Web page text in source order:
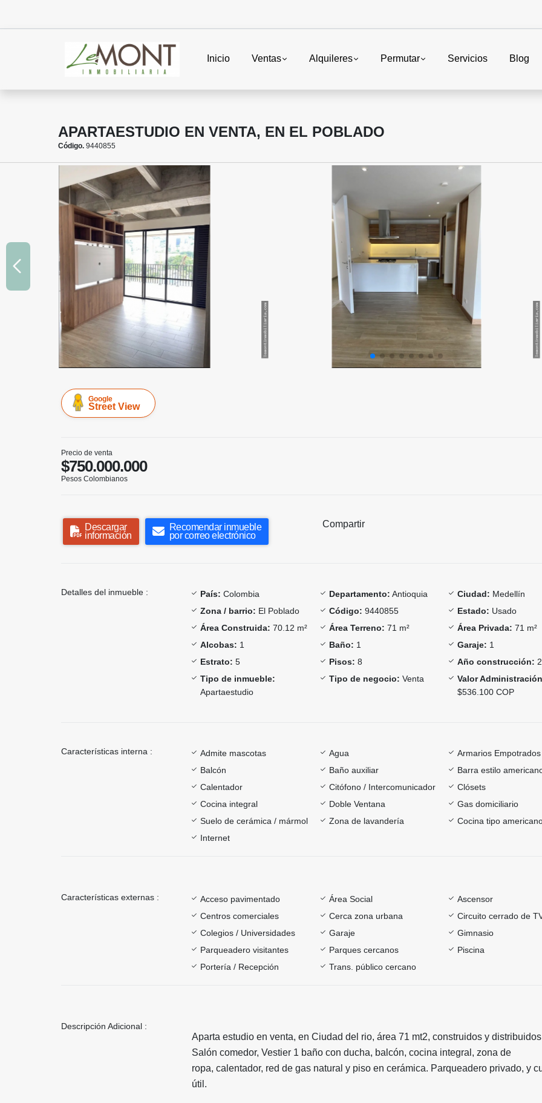
Inicio Ventas Alquileres Permutar Servicios Blog
APARTAESTUDIO EN VENTA, EN EL POBLADO
Código. 9440855
Google
Street View
Precio de venta
$750.000.000
Pesos Colombianos
Descargar
información
Recomendar inmueble
por correo electrónico
Compartir
Detalles del inmueble : País: Colombia Departamento: Antioquia Ciudad: Medellín
Zona / barrio: El Poblado Código: 9440855 Estado: Usado
Área Construida: 70.12 m² Área Terreno: 71 m² Área Privada: 71 m²
Alcobas: 1 Baño: 1 Garaje: 1
Estrato: 5 Pisos: 8 Año construcción:
Tipo de inmueble:
Apartaestudio
Tipo de negocio: Venta
Valor
$536.100 COP
Características interna : Admite mascotas Agua
Armarios Empotrados
Balcón
Baño auxiliar
Barra estilo
Calentador
Citófono / Intercomunicador
Clósets
Cocina integral
Doble Ventana
Gas domiciliario
Suelo de cerámica / mármol
Zona de lavandería
Cocina tipo
Internet
Características externas : Acceso pavimentado Área Social
Ascensor
Centros comerciales
Cerca zona urbana
Circuito cerrado de
Colegios / Universidades
Garaje
Gimnasio
Parqueadero visitantes
Parques cercanos
Piscina
Portería / Recepción
Trans. público cercano
Descripción Adicional :
Aparta estudio en venta, en Ciudad del rio, área 71 mt2, construidos y
Salón comedor, Vestier 1 baño con ducha, balcón, cocina integral, zona de
ropa, calentador, red de gas natural y piso en cerámica. Parqueadero privado, y
útil.